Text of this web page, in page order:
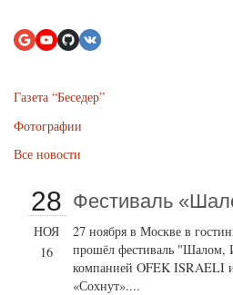
Газета “Беседер”
Фотографии
Все новости
28
НОЯ
16
Фестиваль
27 ноября в Москве в
прошёл фестиваль "Шалом,
компанией OFEK ISRAELI
«Сохнут»....